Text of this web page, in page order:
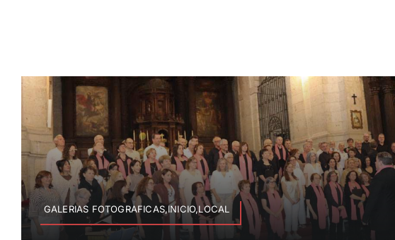
GALERIAS FOTOGRAFICAS,INICIO,LOCAL